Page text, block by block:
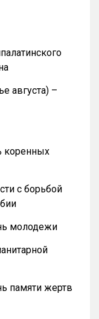
августа) –
коренных
с борьбой
молодежи
памяти жертв